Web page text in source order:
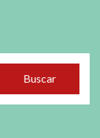
Buscar